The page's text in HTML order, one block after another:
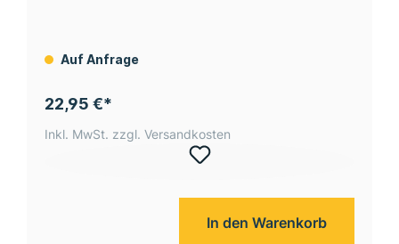
Auf Anfrage
22,95 €*
Inkl. MwSt. zzgl. Versandkosten
In den Warenkorb